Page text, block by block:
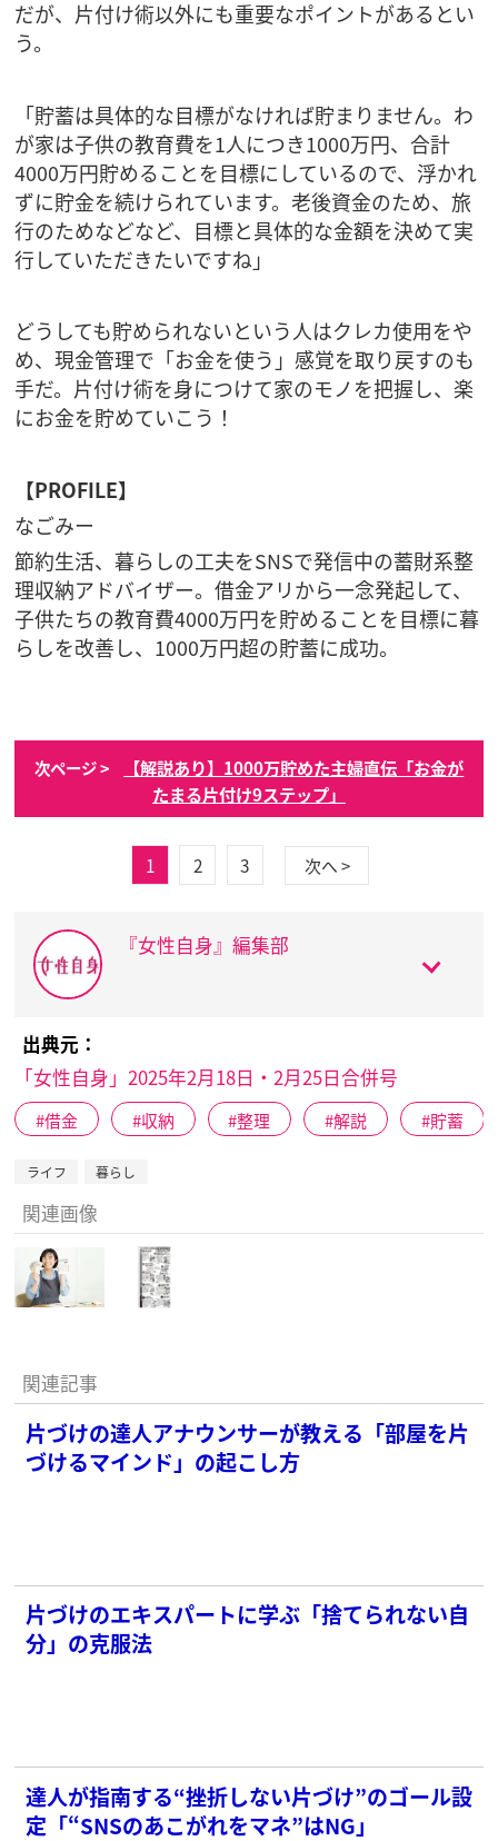
だが、片付け術以外にも重要なポイントがあるとい
う。
「貯蓄は具体的な目標がなければ貯まりません。わ
が家は子供の教育費を1人につき1000万円、合計
4000万円貯めることを目標にしているので、浮かれ
ずに貯金を続けられています。老後資金のため、旅
行のためなどなど、目標と具体的な金額を決めて実
行していただきたいですね」
どうしても貯められないという人はクレカ使用をや
め、現金管理で「お金を使う」感覚を取り戻すのも
手だ。片付け術を身につけて家のモノを把握し、楽
にお金を貯めていこう！
【PROFILE】
なごみー
節約生活、暮らしの工夫をSNSで発信中の蓄財系整
理収納アドバイザー。借金アリから一念発起して、
子供たちの教育費4000万円を貯めることを目標に暮
らしを改善し、1000万円超の貯蓄に成功。
次ページ >
【解説あり】1000万貯めた主婦直伝「お金が
たまる片付け9ステップ」
1 2 3 次へ >
『女性自身』編集部
出典元：
「女性自身」2025年2月18日・2月25日合併号
借金 収納 整理 解説 貯蓄
ライフ 暮らし
関連画像
関連記事
片づけの達人アナウンサーが教える「部屋を片
づけるマインド」の起こし方
片づけのエキスパートに学ぶ「捨てられない自
分」の克服法
達人が指南する“挫折しない片づけ”のゴール設
定「“SNSのあこがれをマネ”はNG」